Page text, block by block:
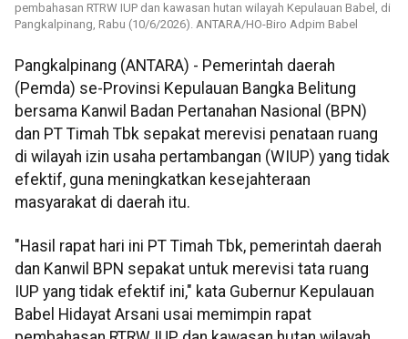
pembahasan RTRW IUP dan kawasan hutan wilayah Kepulauan Babel, di
Pangkalpinang, Rabu (10/6/2026). ANTARA/HO-Biro Adpim Babel
Pangkalpinang (ANTARA) - Pemerintah daerah
(Pemda) se-Provinsi Kepulauan Bangka Belitung
bersama Kanwil Badan Pertanahan Nasional (BPN)
dan PT Timah Tbk sepakat merevisi penataan ruang
di wilayah izin usaha pertambangan (WIUP) yang tidak
efektif, guna meningkatkan kesejahteraan
masyarakat di daerah itu.
"Hasil rapat hari ini PT Timah Tbk, pemerintah daerah
dan Kanwil BPN sepakat untuk merevisi tata ruang
IUP yang tidak efektif ini," kata Gubernur Kepulauan
Babel Hidayat Arsani usai memimpin rapat